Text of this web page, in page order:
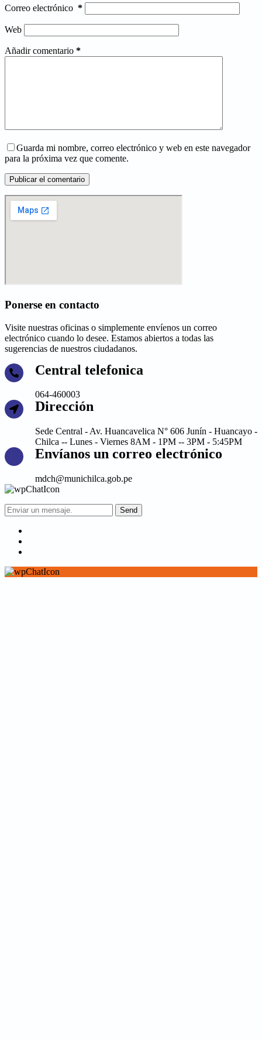
Correo electrónico *
Web
Añadir comentario *
Guarda mi nombre, correo electrónico y web en este navegador
para la próxima vez que comente.
Publicar el comentario
Ponerse en contacto
Visite nuestras oficinas o simplemente envíenos un correo
electrónico cuando lo desee. Estamos abiertos a todas las
sugerencias de nuestros ciudadanos.
Central telefonica
064-460003
Dirección
Sede Central - Av. Huancavelica N° 606 Junín - Huancayo -
Chilca -- Lunes - Viernes 8AM - 1PM -- 3PM - 5:45PM
Envíanos un correo electrónico
mdch@munichilca.gob.pe
Send